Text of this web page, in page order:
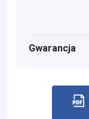
Gwarancja